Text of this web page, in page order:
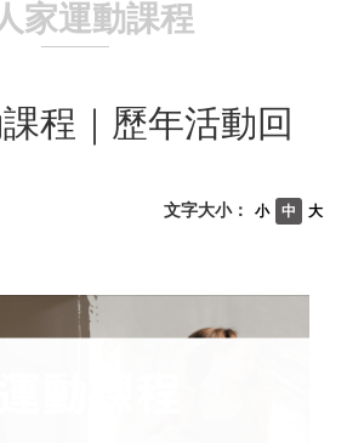
家運動課程
程｜歷年活動回
大
中
小
文字大小：